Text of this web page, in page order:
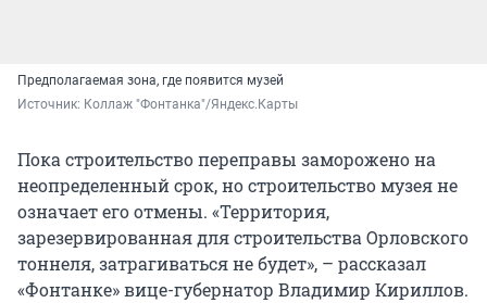
Предполагаемая зона, где появится музей
Источник: Коллаж "Фонтанка"/Яндекс.Карты
Пока строительство переправы заморожено на
неопределенный срок, но строительство музея не
означает его отмены. «Территория,
зарезервированная для строительства Орловского
тоннеля, затрагиваться не будет», – рассказал
«Фонтанке» вице-губернатор Владимир Кириллов.